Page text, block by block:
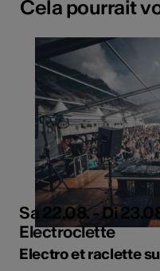
Cela pourrait
Sa 22.08. - Di
Electroclette
Electro et raclette